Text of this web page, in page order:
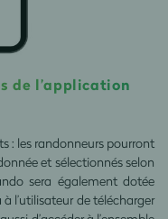
de l’application
: les randonneurs pourront
et sélectionnés selon
sera également dotée
l’utilisateur de télécharger